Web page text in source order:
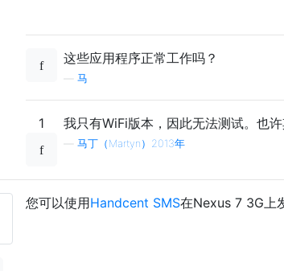
这些应用程序正常工作吗？
马
1 我只有WiFi版本，因此无法测试。也
马丁（Martyn）2013年
您可以使用Handcent SMS在Nexus 7 3G上